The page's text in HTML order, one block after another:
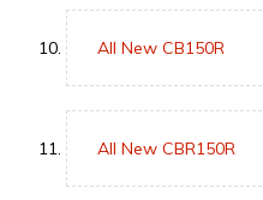
All New CB150R
All New CBR150R